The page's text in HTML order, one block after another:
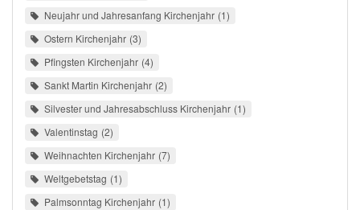
Neujahr und Jahresanfang Kirchenjahr 1
Ostern Kirchenjahr 3
Pfingsten Kirchenjahr 4
Sankt Martin Kirchenjahr 2
Silvester und Jahresabschluss Kirchenjahr 1
Valentinstag 2
Weihnachten Kirchenjahr 7
Weltgebetstag 1
Palmsonntag Kirchenjahr 1